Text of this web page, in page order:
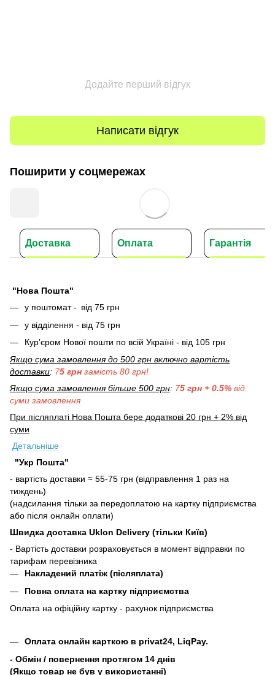
Додайте перший відгук
Написати відгук
Поширити у соцмережах
Доставка Оплата Гарантія
"Нова Пошта"
у поштомат - від 75 грн
у відділення - від 75 грн
Кур’єром Нової пошти по всій Україні - від 105 грн
Якщо сума замовлення до 500 грн включно вартість
доставки: 75 грн замість 80 грн!
Якщо сума замовлення більше 500 грн: 75 грн + 0.5% від
суми замовлення
При післяплаті Нова Пошта бере додаткові 20 грн + 2% від
суми
Детальніше
"Укр Пошта"
- вартість доставки ≈ 55-75 грн (відправлення 1 раз на
тиждень)
(надсилання тільки за передоплатою на картку підприємства
або після онлайн оплати)
Швидка доставка Uklon Delivery (тільки Київ)
- Вартість доставки розраховується в момент відправки по
тарифам перевізника
Накладений платіж (післяплата)
Повна оплата на картку підприємства
Оплата на офіційну картку - рахунок підприємства
Оплата онлайн карткою в privat24, LiqPay.
- Обмін / повернення протягом 14 днів
(Якщо товар не був у використанні)